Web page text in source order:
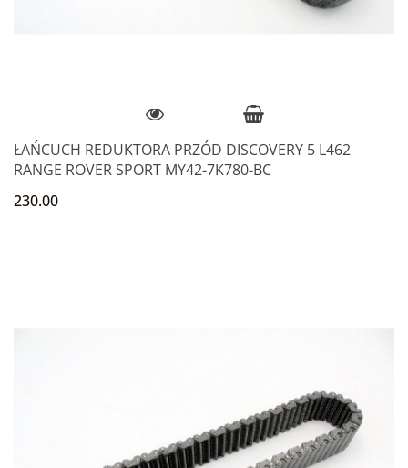
ŁAŃCUCH REDUKTORA PRZÓD DISCOVERY 5 L462
RANGE ROVER SPORT MY42-7K780-BC
230.00